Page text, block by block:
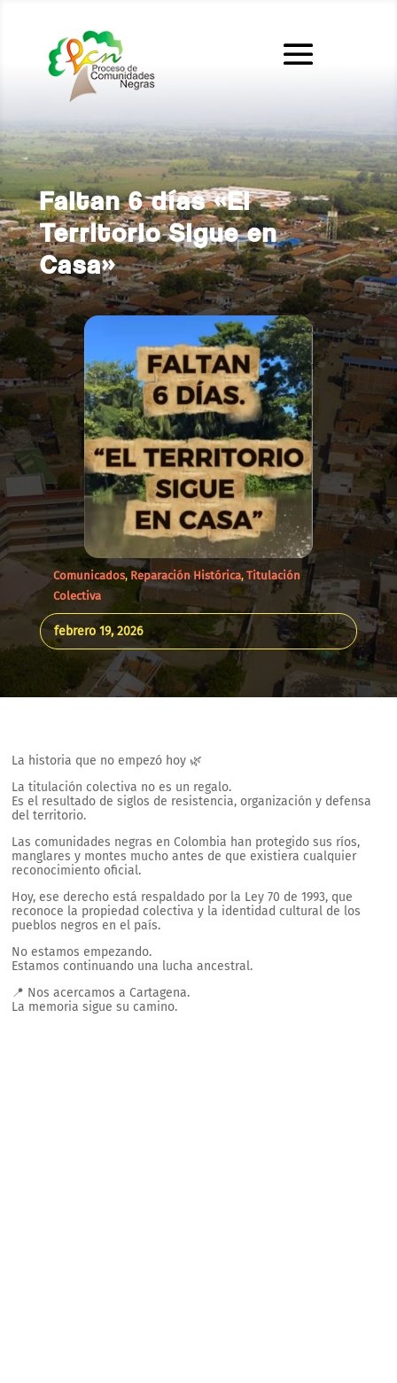
Faltan 6 días «El
Territorio Sigue en
Casa»
Comunicados, Reparación Histórica, Titulación
Colectiva
febrero 19, 2026
La historia que no empezó hoy 🌿
La titulación colectiva no es un regalo.
Es el resultado de siglos de resistencia, organización y defensa
del territorio.
Las comunidades negras en Colombia han protegido sus ríos,
manglares y montes mucho antes de que existiera cualquier
reconocimiento oficial.
Hoy, ese derecho está respaldado por la Ley 70 de 1993, que
reconoce la propiedad colectiva y la identidad cultural de los
pueblos negros en el país.
No estamos empezando.
Estamos continuando una lucha ancestral.
📍 Nos acercamos a Cartagena.
La memoria sigue su camino.